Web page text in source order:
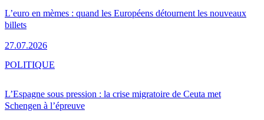
L’euro en mèmes : quand les Européens détournent les nouveaux
billets
27.07.2026
L’Espagne sous pression : la crise migratoire de Ceuta met
Schengen à l’épreuve
POLITIQUE